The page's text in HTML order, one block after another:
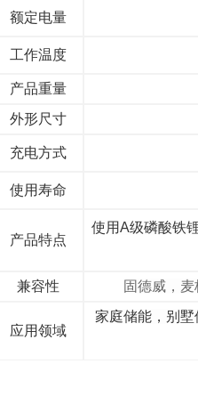
额定电量
工作温度
产品重量
外形尺寸
充电方式
使用寿命
产品特点
使用A级磷酸铁
兼容性 固德威，
应用领域
家庭储能，别